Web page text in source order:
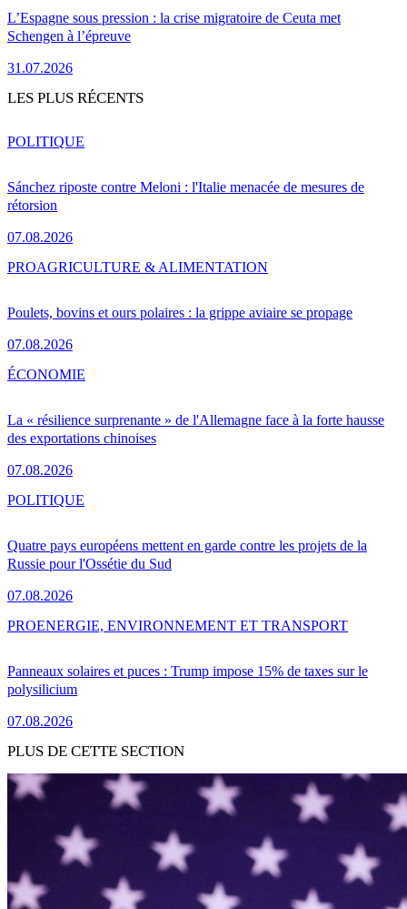
L’Espagne sous pression : la crise migratoire de Ceuta met
Schengen à l’épreuve
31.07.2026
LES PLUS RÉCENTS
Sánchez riposte contre Meloni : l'Italie menacée de mesures de
rétorsion
07.08.2026
POLITIQUE
Poulets, bovins et ours polaires : la grippe aviaire se propage
07.08.2026
PROAGRICULTURE & ALIMENTATION
La « résilience surprenante » de l'Allemagne face à la forte hausse
des exportations chinoises
07.08.2026
ÉCONOMIE
Quatre pays européens mettent en garde contre les projets de la
Russie pour l'Ossétie du Sud
07.08.2026
POLITIQUE
Panneaux solaires et puces : Trump impose 15% de taxes sur le
polysilicium
07.08.2026
PROENERGIE, ENVIRONNEMENT ET TRANSPORT
PLUS DE CETTE SECTION